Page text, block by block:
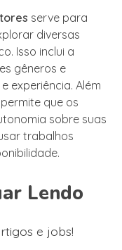
serve para
diversas
Isso inclui a
gêneros e
experiência. Além
que os
sobre suas
trabalhos
Lendo
e jobs!